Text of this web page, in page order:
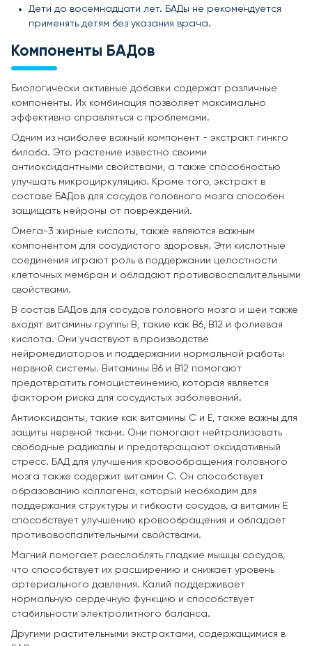
Дети до восемнадцати лет. БАДы не рекомендуется
применять детям без указания врача.
Компоненты БАДов
Биологически активные добавки содержат различные
компоненты. Их комбинация позволяет максимально
эффективно справляться с проблемами.
Одним из наиболее важный компонент - экстракт гинкго
билоба. Это растение известно своими
антиоксидантными свойствами, а также способностью
улучшать микроциркуляцию. Кроме того, экстракт в
составе БАДов для сосудов головного мозга способен
защищать нейроны от повреждений.
Омега-3 жирные кислоты, также являются важным
компонентом для сосудистого здоровья. Эти кислотные
соединения играют роль в поддержании целостности
клеточных мембран и обладают противовоспалительными
свойствами.
В состав БАДов для сосудов головного мозга и шеи также
входят витамины группы B, такие как B6, B12 и фолиевая
кислота. Они участвуют в производстве
нейромедиаторов и поддержании нормальной работы
нервной системы. Витамины B6 и B12 помогают
предотвратить гомоцистеинемию, которая является
фактором риска для сосудистых заболеваний.
Антиоксиданты, такие как витамины C и E, также важны для
защиты нервной ткани. Они помогают нейтрализовать
свободные радикалы и предотвращают оксидативный
стресс. БАД для улучшения кровообращения головного
мозга также содержит витамин C. Он способствует
образованию коллагена, который необходим для
поддержания структуры и гибкости сосудов, а витамин E
способствует улучшению кровообращения и обладает
противовоспалительными свойствами.
Магний помогает расслаблять гладкие мышцы сосудов,
что способствует их расширению и снижает уровень
артериального давления. Калий поддерживает
нормальную сердечную функцию и способствует
стабильности электролитного баланса.
Другими растительными экстрактами, содержащимися в